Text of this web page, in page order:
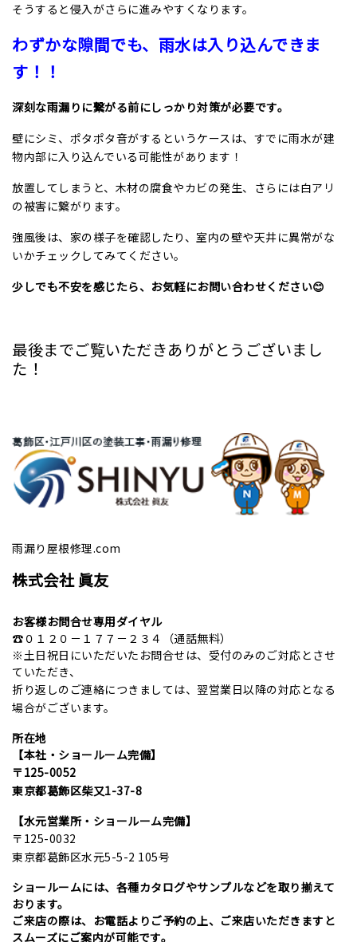
そうすると侵入がさらに進みやすくなります。
わずかな隙間でも、雨水は入り込んできま
す！！
深刻な雨漏りに繋がる前にしっかり対策が必要です。
壁にシミ、ポタポタ音がするというケースは、すでに雨水が建
物内部に入り込んでいる可能性があります！
放置してしまうと、木材の腐食やカビの発生、さらには白アリ
の被害に繋がります。
強風後は、家の様子を確認したり、室内の壁や天井に異常がな
いかチェックしてみてください。
少しでも不安を感じたら、お気軽にお問い合わせください😊
最後までご覧いただきありがとうございまし
た！
雨漏り屋根修理.com
株式会社 眞友
お客様お問合せ専用ダイヤル
☎０１２０－１７７－２３４（通話無料）
※土日祝日にいただいたお問合せは、受付のみのご対応とさせ
ていただき、
折り返しのご連絡につきましては、翌営業日以降の対応となる
場合がございます。
所在地
【本社・ショールーム完備】
〒125-0052
東京都葛飾区柴又1-37-8
【水元営業所・ショールーム完備】
〒125-0032
東京都葛飾区水元5-5-2 105号
ショールームには、各種カタログやサンプルなどを取り揃えて
おります。
ご来店の際は、お電話よりご予約の上、ご来店いただきますと
スムーズにご案内が可能です。